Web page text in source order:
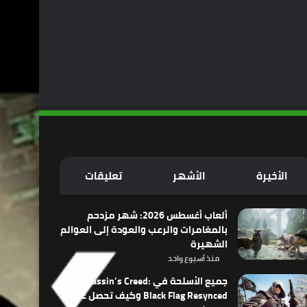
الأخيرة الأشهر تعليقات
ألعاب أغسطس 2026: شهر مزدحم
بالمغامرات والرعب والعودة إلى العوالم
الشهيرة
منذ أسبوع واحد
جميع الأسلحة في Assassin’s Creed:
Black Flag Resynced وكيف تحصل عليها